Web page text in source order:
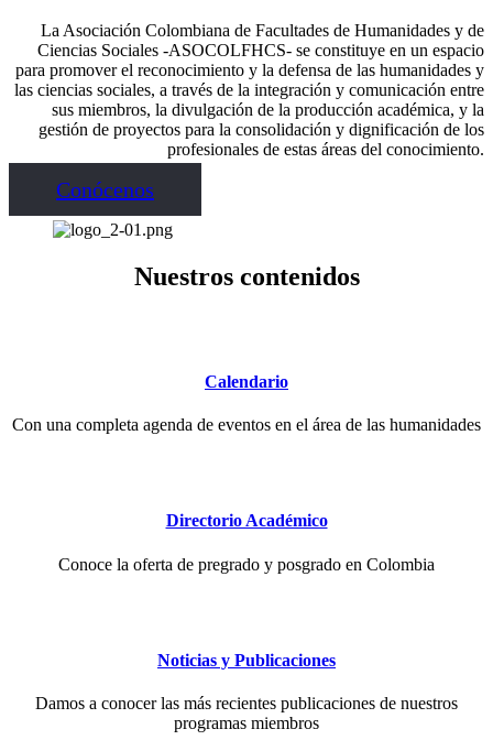
La Asociación Colombiana de Facultades de Humanidades y de
Ciencias Sociales -ASOCOLFHCS- se constituye en un espacio
para promover el reconocimiento y la defensa de las humanidades y
las ciencias sociales, a través de la integración y comunicación entre
sus miembros, la divulgación de la producción académica, y la
gestión de proyectos para la consolidación y dignificación de los
profesionales de estas áreas del conocimiento.
Conócenos
Nuestros contenidos
Calendario
Con una completa agenda de eventos en el área de las humanidades
Directorio Académico
Conoce la oferta de pregrado y posgrado en Colombia
Noticias y Publicaciones
Damos a conocer las más recientes publicaciones de nuestros
programas miembros